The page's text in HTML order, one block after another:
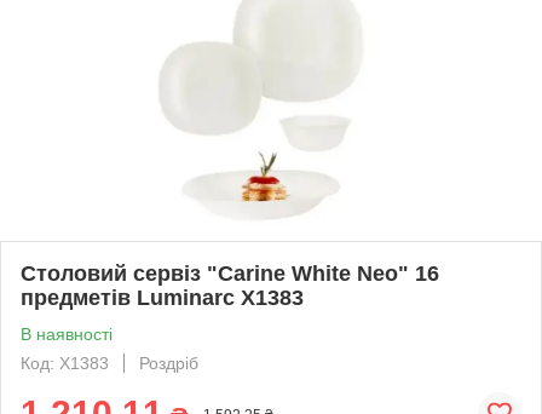
Столовий сервіз "Carine White Neo" 16
предметів Luminarc X1383
В наявності
Код: X1383
Роздріб